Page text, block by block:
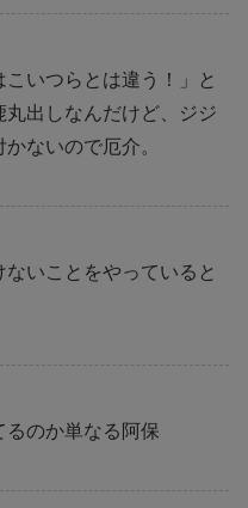
いつらとは違う！」と
出しなんだけど、ジジ
ないので厄介。
いことをやっていると
るのか単なる阿保